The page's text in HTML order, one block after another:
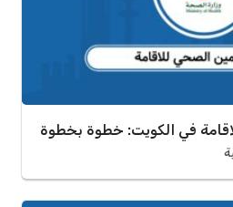
في الكويت: خطوة بخطوة